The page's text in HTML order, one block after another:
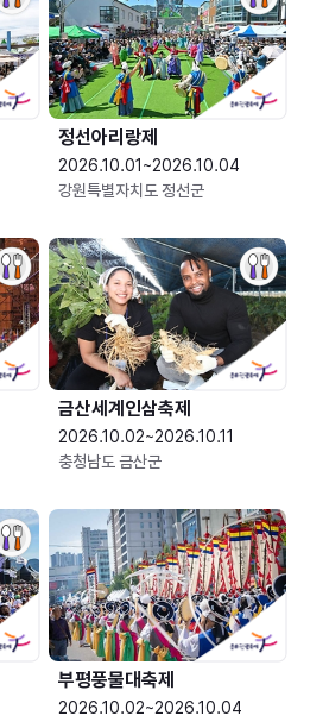
정선아리랑제
2026.10.01~2026.10.04
강원특별자치도 정선군
금산세계인삼축제
2026.10.02~2026.10.11
충청남도 금산군
부평풍물대축제
2026.10.02~2026.10.04